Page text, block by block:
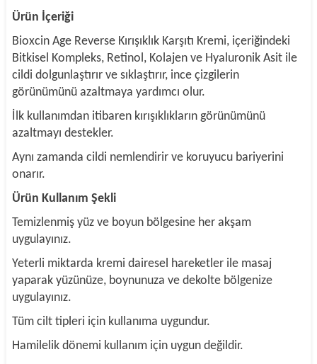
Ürün İçeriği
Bioxcin Age Reverse Kırışıklık Karşıtı Kremi, içeriğindeki
Bitkisel Kompleks, Retinol, Kolajen ve Hyaluronik Asit ile
cildi dolgunlaştırır ve sıklaştırır, ince çizgilerin
görünümünü azaltmaya yardımcı olur.
İlk kullanımdan itibaren kırışıklıkların görünümünü
azaltmayı destekler.
Aynı zamanda cildi nemlendirir ve koruyucu bariyerini
onarır.
Ürün Kullanım Şekli
Temizlenmiş yüz ve boyun bölgesine her akşam
uygulayınız.
Yeterli miktarda kremi dairesel hareketler ile masaj
yaparak yüzünüze, boynunuza ve dekolte bölgenize
uygulayınız.
Tüm cilt tipleri için kullanıma uygundur.
Hamilelik dönemi kullanım için uygun değildir.